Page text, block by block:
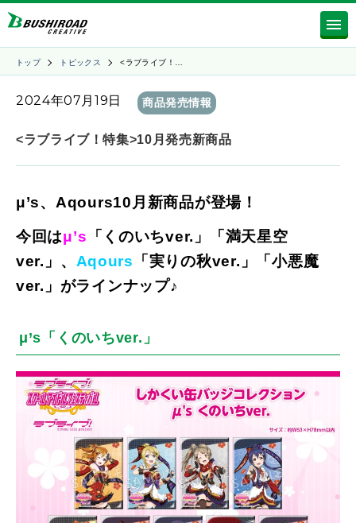
トップ トピックス <ラブライブ！…
2024年07月19日 商品発売情報
<ラブライブ！特集>10月発売新商品
μ’s、Aqours10 月 新商品が登場！
今回はμ’s 「くのいちver. 」
「満天星空
ver. 」、 Aqours 「実りの秋ver. 」「小悪魔
ver. 」がラインナップ♪
μ’s「くのいちver.」